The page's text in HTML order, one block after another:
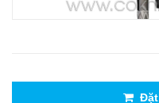
THIẾT BỊ BẾP CÔNG